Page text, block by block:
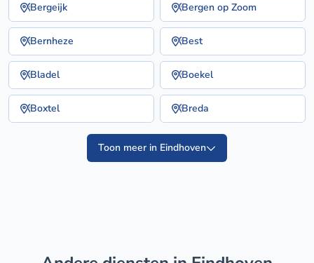
Bergeijk Bergen op Zoom
Bernheze Best
Bladel Boekel
Boxtel Breda
Toon meer in Eindhoven